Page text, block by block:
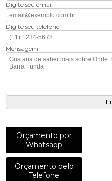
Digite seu email
Digite seu telefone
Mensagem
Orçamento por
Whatsapp
Orçamento pelo
Telefone